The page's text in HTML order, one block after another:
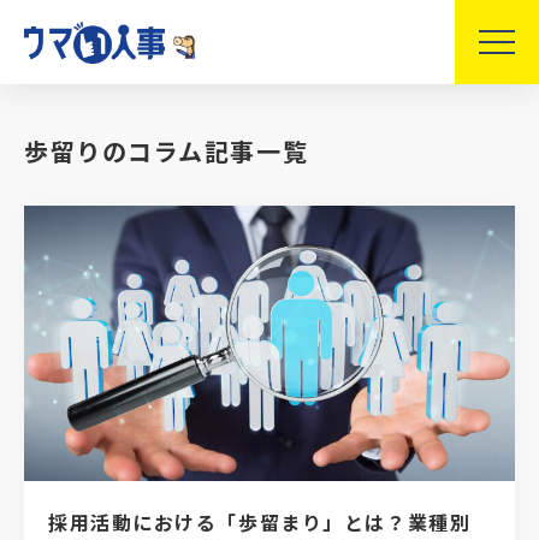
歩留りのコラム記事一覧
採用活動における「歩留まり」とは？業種別